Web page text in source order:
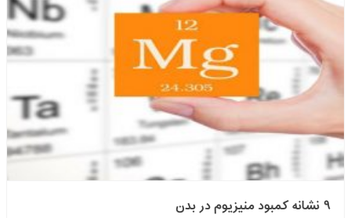
۹ نشانه کمبود منیزیوم در بدن